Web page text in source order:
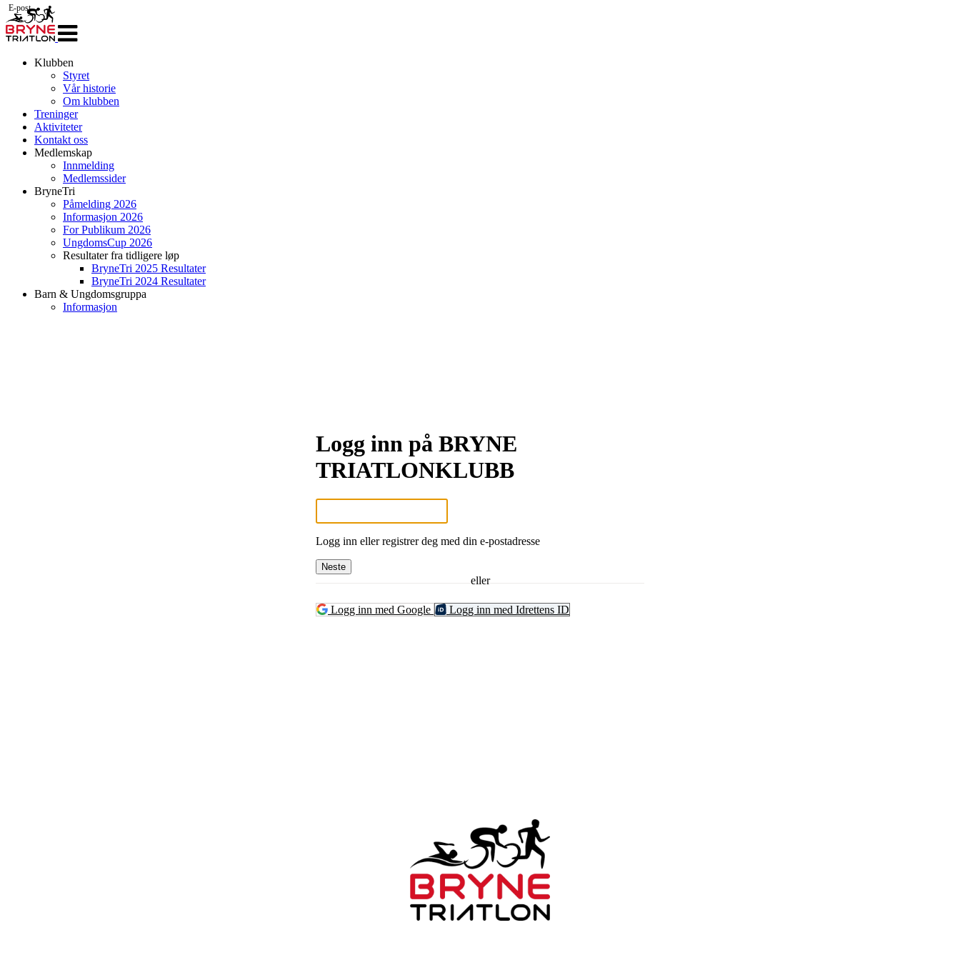
navigasjon
Klubben
Styret
Vår historie
Om klubben
Treninger
Aktiviteter
Kontakt oss
Medlemskap
Innmelding
Medlemssider
BryneTri
Påmelding 2026
Informasjon 2026
For Publikum 2026
UngdomsCup 2026
Resultater fra tidligere løp
BryneTri 2025 Resultater
BryneTri 2024 Resultater
Barn & Ungdomsgruppa
Informasjon
Logg inn på BRYNE
TRIATLONKLUBB
E-post
Logg inn eller registrer deg med din e-postadresse
Neste
eller
Logg inn med Google Logg inn med Idrettens ID